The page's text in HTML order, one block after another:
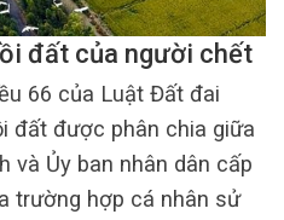
đất của người chết
66 của Luật Đất đai
đất được phân chia giữa
và Ủy ban nhân dân cấp
trường hợp cá nhân sử